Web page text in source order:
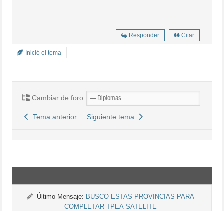
Responder Citar
Inició el tema
Cambiar de foro
Tema anterior Siguiente tema
Último Mensaje: BUSCO ESTAS PROVINCIAS PARA
COMPLETAR TPEA SATELITE